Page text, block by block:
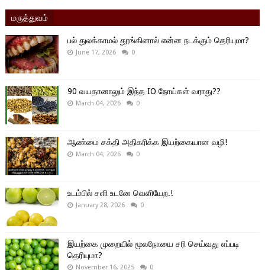
மருத்துவம்
பல் துலக்காமல் தூங்கினால் என்ன நடக்கும் தெரியுமா?
June 17, 2026 0
90 வயதானாலும் இந்த IO நோய்கள் வராது??
March 04, 2026 0
ஆண்மை சக்தி அதிகரிக்க இயற்கையான வழி!
March 04, 2026 0
உடம்பில் சளி உடனே வெளியேற.!
January 28, 2026 0
இயற்கை முறையில் மூலநோயை சரி செய்வது எப்படி
தெரியுமா?
November 16, 2025 0